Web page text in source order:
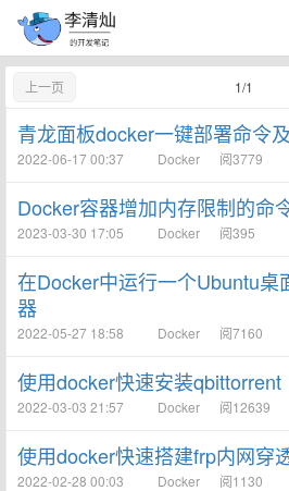
上一页 1/1
青龙面板docker一键部署命令
2022-06-17 00:37 Docker 阅3779
Docker容器增加内存限制的命
2023-03-30 17:05 Docker 阅395
在Docker中运行一个Ubuntu桌
器
2022-05-27 18:58 Docker 阅7160
使用docker快速安装qbittorrent
2022-03-03 21:57 Docker 阅12639
使用docker快速搭建frp内网穿
2022-02-28 00:03 Docker 阅1130